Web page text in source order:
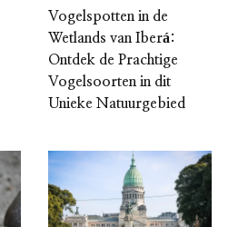
Vogelspotten in de
Wetlands van Iberá:
Ontdek de Prachtige
Vogelsoorten in dit
Unieke Natuurgebied